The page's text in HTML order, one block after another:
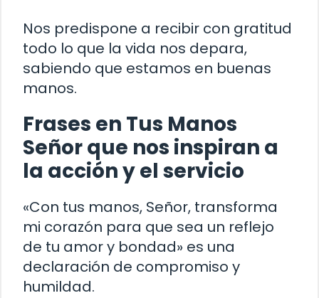
Nos predispone a recibir con gratitud
todo lo que la vida nos depara,
sabiendo que estamos en buenas
manos.
Frases en Tus Manos
Señor que nos inspiran a
la acción y el servicio
«Con tus manos, Señor, transforma
mi corazón para que sea un reflejo
de tu amor y bondad» es una
declaración de compromiso y
humildad.